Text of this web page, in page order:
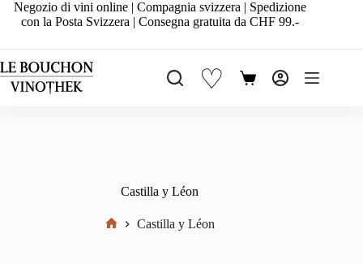
SaltaNegozio di vini online | Compagnia svizzera | Spedizione
con la Posta Svizzera | Consegna gratuita da CHF 99.-
♡ Carrello
Castilla y Léon
Castilla y Léon